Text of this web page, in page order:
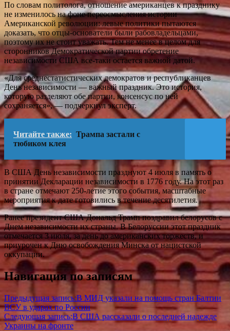
По словам политолога, отношение американцев к празднику
не изменилось на фоне переосмысления истории
Американской революции: левые политики пытаются
доказать, что отцы-основатели были рабовладельцами,
поэтому их не стоит уважать. Тем не менее в целом для
сторонников Демократической партии обретение
независимости США все-таки остается важной датой.
«Для среднестатистических демократов и республиканцев
День независимости — важный праздник. Это история,
которую разделяют обе партии, консенсус по ней
сохраняется», — подчеркнул эксперт.
Читайте также: Трампа застали с
тюбиком клея
В США День независимости празднуют 4 июля в память о
принятии Декларации независимости в 1776 году. На этот раз
в стране отмечают 250-летие этого события, масштабные
мероприятия к дате готовились в течение десятилетия.
Ранее президент США Дональд Трамп поздравил белорусов с
Днем независимости их страны. В Белоруссии этот праздник
отмечается 3 июля, за день до американских торжеств, и
приурочен к Дню освобождения Минска от нацистской
оккупации.
Навигация по записям
Предыдущая запись:В МИД указали на помощь стран Балтии
ВСУ в ударах по России
Следующая запись:В США рассказали о последней надежде
Украины на фронте